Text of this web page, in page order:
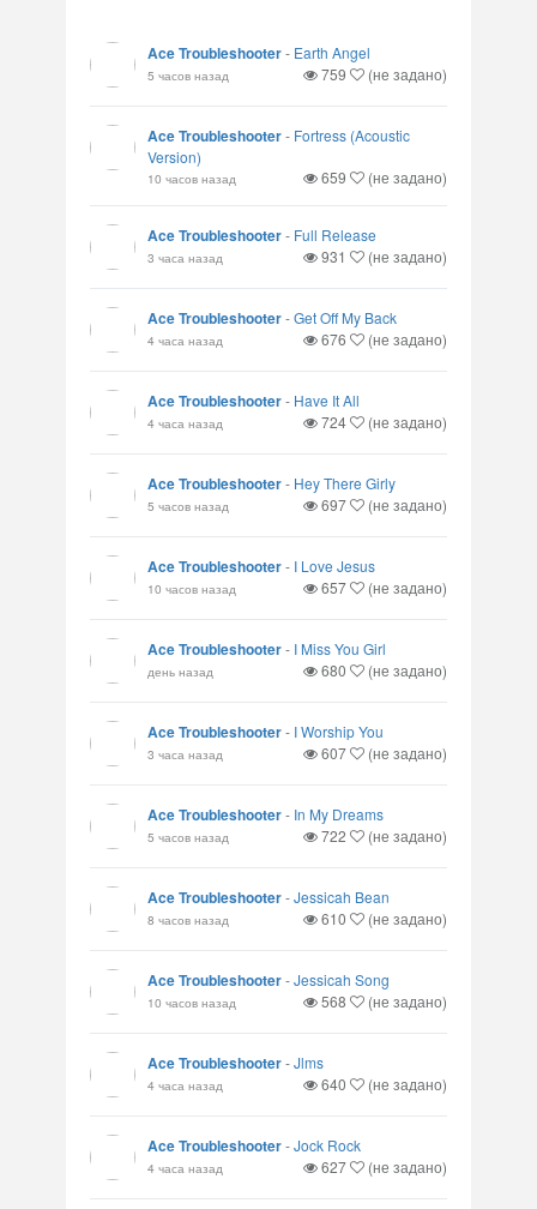
Ace Troubleshooter- Earth Angel
5 часов назад 759 (не задано)
Ace Troubleshooter- Fortress (Acoustic
Version)
10 часов назад 659 (не задано)
Ace Troubleshooter- Full Release
3 часа назад 931 (не задано)
Ace Troubleshooter-Get Off My Back
4 часа назад 676 (не задано)
Ace Troubleshooter- Have It All
4 часа назад 724 (не задано)
Ace Troubleshooter- Hey There Girly
5 часов назад 697 (не задано)
Ace Troubleshooter- I Love Jesus
10 часов назад 657 (не задано)
Ace Troubleshooter- I Miss You Girl
день назад 680 (не задано)
Ace Troubleshooter- I Worship You
3 часа назад 607 (не задано)
Ace Troubleshooter- In My Dreams
5 часов назад 722 (не задано)
Ace Troubleshooter-Jessicah Bean
8 часов назад 610 (не задано)
Ace Troubleshooter-Jessicah Song
10 часов назад 568 (не задано)
Ace Troubleshooter-Jlms
4 часа назад 640 (не задано)
Ace Troubleshooter-Jock Rock
4 часа назад 627 (не задано)